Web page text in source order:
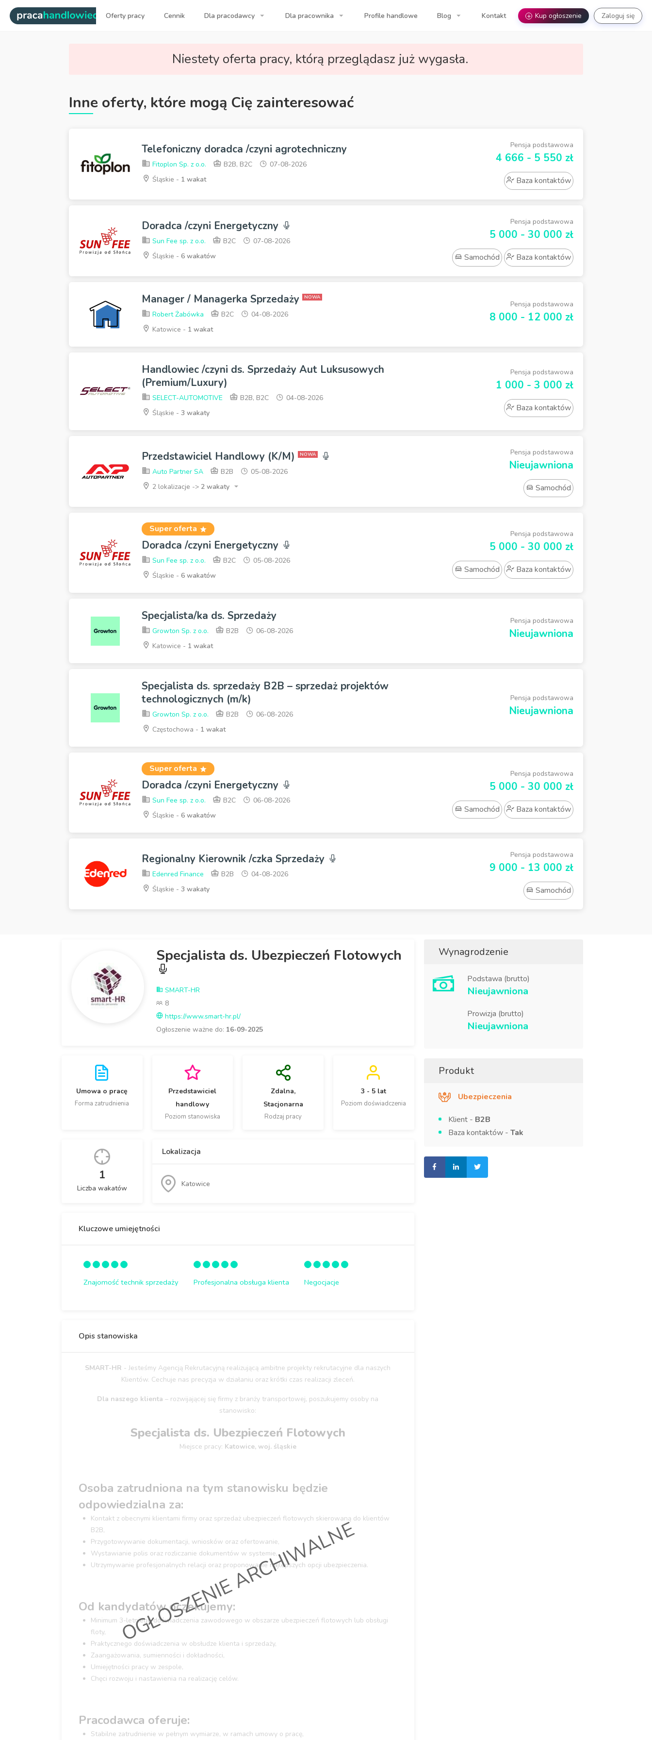
| Najlepsi ludzie sprzedaży dla Twojej firmy!
Oferty pracy Cennik Dla pracodawcy Dla pracownika Profile handlowe Blog Kontakt + Kup ogłoszenie Zaloguj się
Niestety oferta pracy, którą przeglądasz już wygasła.
Inne oferty, które mogą Cię zainteresować
Telefoniczny doradca /czyni agrotechniczny
Fitoplon Sp. z o.o. B2B, B2C
07-08-2026
Śląskie - 1 wakat
Pensja podstawowa
4 666 - 5 550 zł
Baza kontaktów
Doradca /czyni Energetyczny
Sun Fee sp. z o.o. B2C
07-08-2026
Śląskie - 6 wakatów
Pensja podstawowa
5 000 - 30 000 zł
Samochód Baza kontaktów
Manager / Managerka Sprzedaży NOWA
Robert Żabówka B2C
04-08-2026
Katowice - 1 wakat
Pensja podstawowa
8 000 - 12 000 zł
Handlowiec /czyni ds. Sprzedaży Aut Luksusowych
(Premium/Luxury)
SELECT-AUTOMOTIVE B2B, B2C
04-08-2026
Śląskie - 3 wakaty
Pensja podstawowa
1 000 - 3 000 zł
Baza kontaktów
Przedstawiciel Handlowy (K/M) NOWA
Auto Partner SA B2B
05-08-2026
2 lokalizacje -> 2 wakaty
Pensja podstawowa
Nieujawniona
Samochód
Super oferta
Doradca /czyni Energetyczny
Sun Fee sp. z o.o. B2C
05-08-2026
Śląskie - 6 wakatów
Pensja podstawowa
5 000 - 30 000 zł
Samochód Baza kontaktów
Specjalista/ka ds. Sprzedaży
Growton Sp. z o.o. B2B
06-08-2026
Katowice - 1 wakat
Pensja podstawowa
Nieujawniona
Specjalista ds. sprzedaży B2B – sprzedaż projektów
technologicznych (m/k)
Growton Sp. z o.o. B2B
06-08-2026
Częstochowa - 1 wakat
Pensja podstawowa
Nieujawniona
Super oferta
Doradca /czyni Energetyczny
Sun Fee sp. z o.o. B2C
06-08-2026
Śląskie - 6 wakatów
Pensja podstawowa
5 000 - 30 000 zł
Samochód Baza kontaktów
Regionalny Kierownik /czka Sprzedaży
Edenred Finance B2B
04-08-2026
Śląskie - 3 wakaty
Pensja podstawowa
9 000 - 13 000 zł
Samochód
Specjalista ds. Ubezpieczeń Flotowych
SMART-HR
8
https://www.smart-hr.pl/
Ogłoszenie ważne do: 16-09-2025
Umowa o pracę
Forma zatrudnienia
Przedstawiciel
handlowy
Poziom stanowiska
Zdalna,
Stacjonarna
Rodzaj pracy
3 - 5 lat
Poziom doświadczenia
1
Liczba wakatów
Lokalizacja
Katowice
Kluczowe umiejętności
Znajomość technik sprzedaży Profesjonalna obsługa klienta Negocjacje
OGŁOSZENIE ARCHIWALNE
Opis stanowiska
SMART-HR - Jesteśmy Agencją Rekrutacyjną realizującą ambitne projekty rekrutacyjne dla naszych
Klientów. Cechuje nas precyzja w działaniu oraz krótki czas realizacji zleceń.
Dla naszego klienta – rozwijającej się firmy z branży transportowej, poszukujemy osoby na
stanowisko:
Specjalista ds. Ubezpieczeń Flotowych
Miejsce pracy: Katowice, woj. śląskie
Osoba zatrudniona na tym stanowisku będzie
odpowiedzialna za:
Kontakt z obecnymi klientami firmy oraz sprzedaż ubezpieczeń flotowych skierowaną do klientów
B2B,
Przygotowywanie dokumentacji, wniosków oraz ofertowanie,
Wystawianie polis oraz rozliczanie dokumentów w systemie,
Utrzymywanie profesjonalnych relacji oraz proponowanie najlepszych opcji ubezpieczenia.
Od kandydatów oczekujemy:
Minimum 3-letniego doświadczenia zawodowego w obszarze ubezpieczeń flotowych lub obsługi
floty,
Praktycznego doświadczenia w obsłudze klienta i sprzedaży,
Zaangażowania, sumienności i dokładności,
Umiejętności pracy w zespole,
Chęci rozwoju i nastawienia na realizację celów.
Pracodawca oferuje:
Stabilne zatrudnienie w pełnym wymiarze, w ramach umowy o pracę,
Wynagrodzenie
Podstawa (brutto)
Nieujawniona
Prowizja (brutto)
Nieujawniona
Produkt
Ubezpieczenia
Klient - B2B
Baza kontaktów - Tak